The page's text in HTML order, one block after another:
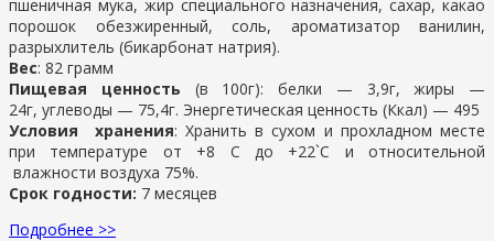
пшеничная мука, жир специального назначения, сахар, какао
порошок обезжиренный, соль, ароматизатор ванилин,
разрыхлитель (бикарбонат натрия).
Вес: 82 грамм
Пищевая ценность (в 100г): белки — 3,9г, жиры —
24г, углеводы — 75,4г. Энергетическая ценность (Ккал) — 495
Условия хранения: Хранить в сухом и прохладном месте
при температуре от +8 С до +22`С и относительной
влажности воздуха 75%.
Срок годности: 7 месяцев
Подробнее >>